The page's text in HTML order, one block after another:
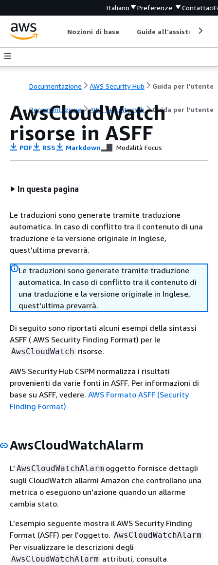
Italiano Preferenze Contattaci
Nozioni di base Guide all'assistenza
Documentazione AWS Security Hub Guida per l’utente
Documentazione AWS Security Hub Guida per l’utente
AwsCloudWatch
risorse in ASFF
PDF RSS Markdown Modalità Focus
In questa pagina
Le traduzioni sono generate tramite traduzione
automatica. In caso di conflitto tra il contenuto di una
traduzione e la versione originale in Inglese,
quest'ultima prevarrà.
Le traduzioni sono generate tramite traduzione
automatica. In caso di conflitto tra il contenuto di
una traduzione e la versione originale in Inglese,
quest'ultima prevarrà.
Di seguito sono riportati alcuni esempi della sintassi
ASFF ( AWS Security Finding Format) per le
AwsCloudWatch risorse.
AWS Security Hub CSPM normalizza i risultati
provenienti da varie fonti in ASFF. Per informazioni di
base su ASFF, vedere. AWS Formato ASFF (Security
Finding Format)
AwsCloudWatchAlarm
L' AwsCloudWatchAlarm oggetto fornisce dettagli
sugli CloudWatch allarmi Amazon che controllano una
metrica o eseguono un'azione quando un allarme
cambia stato.
L'esempio seguente mostra il AWS Security Finding
Format (ASFF) per l'oggetto. AwsCloudWatchAlarm
Per visualizzare le descrizioni degli
AwsCloudWatchAlarm attributi, consulta